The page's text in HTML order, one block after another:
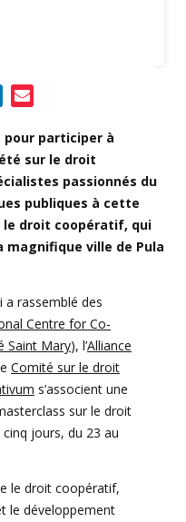
pour participer à
sur le droit
passionnés du
publiques à cette
droit coopératif, qui
ville de Pula
a rassemblé des
Centre for Co-
Saint Mary), l’Alliance
Comité sur le droit
s’associent une
sur le droit
jours, du 23 au
le droit coopératif,
le développement